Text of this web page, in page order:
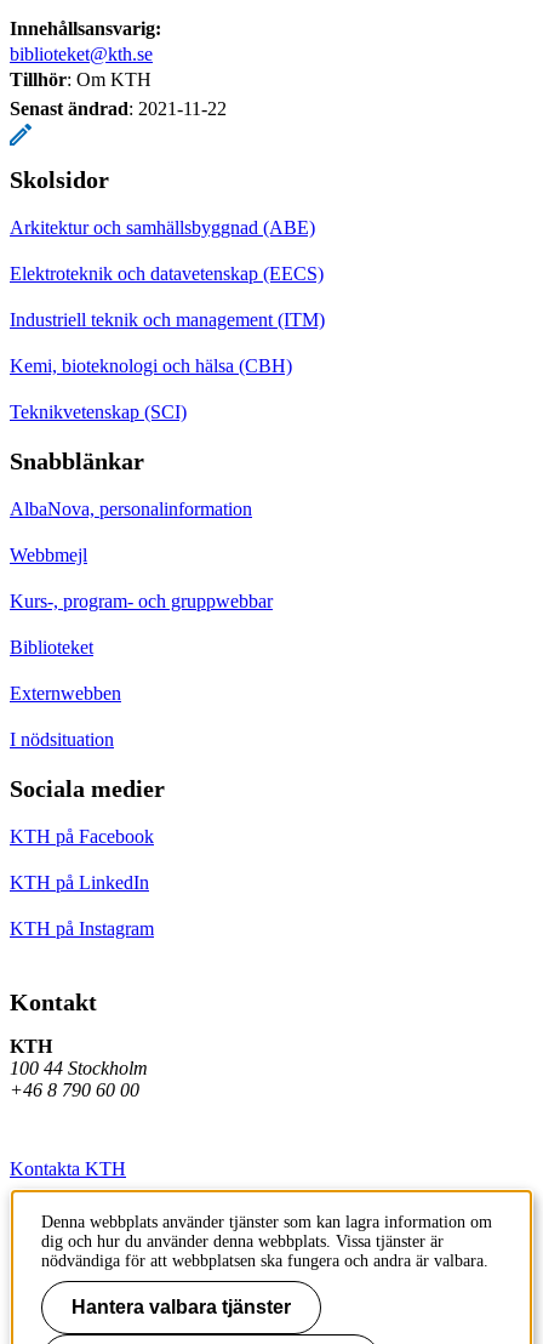
Innehållsansvarig:
biblioteket@kth.se
Tillhör: Om KTH
Senast ändrad: 2021-11-22
Skolsidor
Arkitektur och samhällsbyggnad (ABE)
Elektroteknik och datavetenskap (EECS)
Industriell teknik och management (ITM)
Kemi, bioteknologi och hälsa (CBH)
Teknikvetenskap (SCI)
Snabblänkar
AlbaNova, personalinformation
Webbmejl
Kurs-, program- och gruppwebbar
Biblioteket
Externwebben
I nödsituation
Sociala medier
KTH på Facebook
KTH på LinkedIn
KTH på Instagram
Kontakt
KTH
100 44 Stockholm
+46 8 790 60 00
Kontakta KTH
Jobba på KTH
Press och media
Faktura och betalning KTH
Denna webbplats använder tjänster som kan lagra information om
dig och hur du använder denna webbplats. Vissa tjänster är
nödvändiga för att webbplatsen ska fungera och andra är valbara.
Hantera valbara tjänster